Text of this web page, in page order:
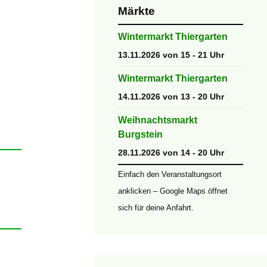
Märkte
Wintermarkt Thiergarten
13.11.2026 von 15 - 21 Uhr
Wintermarkt Thiergarten
14.11.2026 von 13 - 20 Uhr
Weihnachtsmarkt
Burgstein
28.11.2026 von 14 - 20 Uhr
Einfach den Veranstaltungsort
anklicken – Google Maps öffnet
sich für deine Anfahrt.